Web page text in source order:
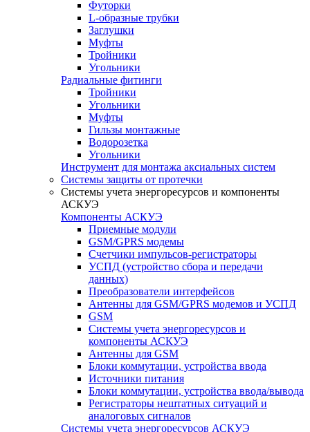
Футорки
L-образные трубки
Заглушки
Муфты
Тройники
Угольники
Радиальные фитинги
Тройники
Угольники
Муфты
Гильзы монтажные
Водорозетка
Угольники
Инструмент для монтажа аксиальных систем
Системы защиты от протечки
Системы учета энергоресурсов и компоненты
АСКУЭ
Компоненты АСКУЭ
Приемные модули
GSM/GPRS модемы
Счетчики импульсов-регистраторы
УСПД (устройство сбора и передачи
данных)
Преобразователи интерфейсов
Антенны для GSM/GPRS модемов и УСПД
GSM
Системы учета энергоресурсов и
компоненты АСКУЭ
Антенны для GSM
Блоки коммутации, устройства ввода
Источники питания
Блоки коммутации, устройства ввода/вывода
Регистраторы нештатных ситуаций и
аналоговых сигналов
Системы учета энергоресурсов АСКУЭ